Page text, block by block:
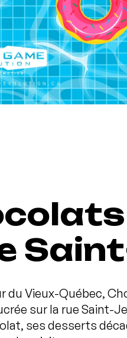
du Vieux-Québec,
sur la rue Saint-
ses desserts